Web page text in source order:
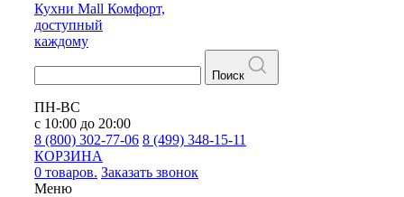
Кухни Mall Комфорт,
доступный
каждому
Поиск
ПН-ВС
с 10:00 до 20:00
8 (800) 302-77-06 8 (499) 348-15-11
КОРЗИНА
0 товаров. Заказать звонок
Меню